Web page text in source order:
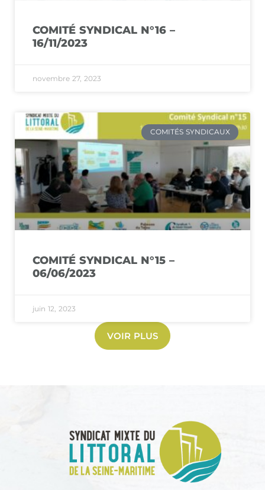
COMITÉ SYNDICAL N°16 –
16/11/2023
novembre 27, 2023
COMITÉS SYNDICAUX
COMITÉ SYNDICAL N°15 –
06/06/2023
juin 12, 2023
VOIR PLUS